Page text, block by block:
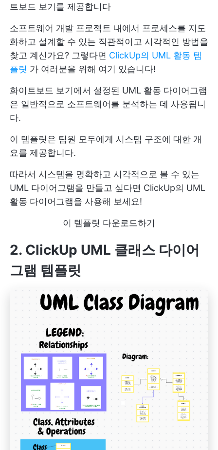
트보드 보기를 제공합니다
소프트웨어 개발 프로젝트 내에서 프로세스를 지도
화하고 설계할 수 있는 직관적이고 시각적인 방법을
찾고 계신가요? 그렇다면 ClickUp의 UML 활동 템
플릿 가 여러분을 위해 여기 있습니다!
화이트보드 보기에서 설정된 UML 활동 다이어그램
은 일반적으로 소프트웨어를 분석하는 데 사용됩니
다.
이 템플릿은 팀원 모두에게 시스템 구조에 대한 개
요를 제공합니다.
따라서 시스템을 명확하고 시각적으로 볼 수 있는
UML 다이어그램을 만들고 싶다면 ClickUp의 UML
활동 다이어그램을 사용해 보세요!
이 템플릿 다운로드하기
2. ClickUp UML 클래스 다이어
그램 템플릿